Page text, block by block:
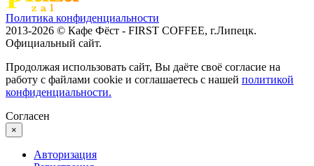
Политика конфиденциальности
2013-2026 © Кафе Фёст - FIRST COFFEE, г.Липецк.
Официальный сайт.
Продолжая использовать сайт, Вы даёте своё согласие на
работу с файлами cookie и соглашаетесь с нашей политикой
конфиденциальности.
Согласен
×
Авторизация